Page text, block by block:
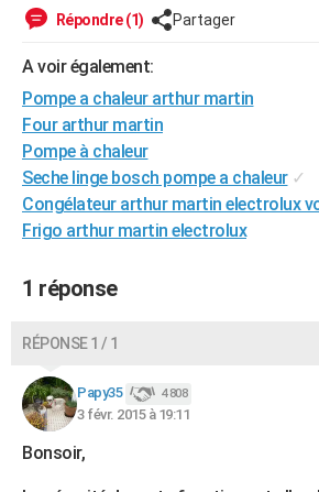
Guides de France
Escapades
Patrimoine
Expositions
Musées
Week-end nature
Art de vivre
Bien-être
Loisirs
Mode
Modes de vie
Alimentation
Guide de la santé
Maladies
Médicaments
Sommeil
VOYAGE
Destinations
City break
Voyage nature
Voyage de noces
Forum
PHOTO
GUIDES D'ACHAT
CARTE DE VOEUX
Carte de Noël
Carte Bonne année
Carte Saint-Valentin
Carte Pâques
Carte d'anniversaire
DICTIONNAIRE
Dictionnaire
Biographies
Citations
Expressions
Proverbes
PROGRAMME TV
Répondre (1) Partager
A voir également:
Pompe a chaleur arthur martin
Four arthur martin
Pompe à chaleur
Seche linge bosch pompe a chaleur ✓
Congélateur arthur martin electrolux
Frigo arthur martin electrolux
1 réponse
RÉPONSE 1 / 1
Papy35 4 808
3 févr. 2015 à 19:11
Bonsoir,